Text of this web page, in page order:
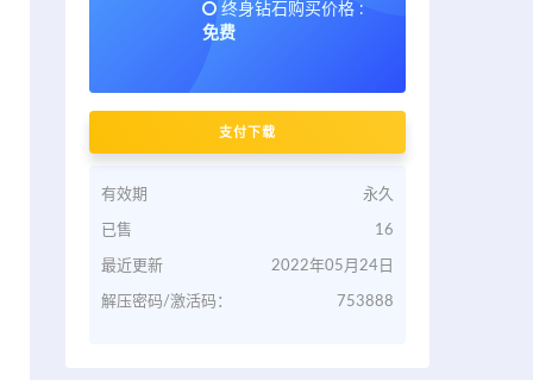
终身钻石购买价格 :
免费
支付下载
有效期 永久
已售 16
最近更新 2022年05月24日
解压密码/激活码： 753888